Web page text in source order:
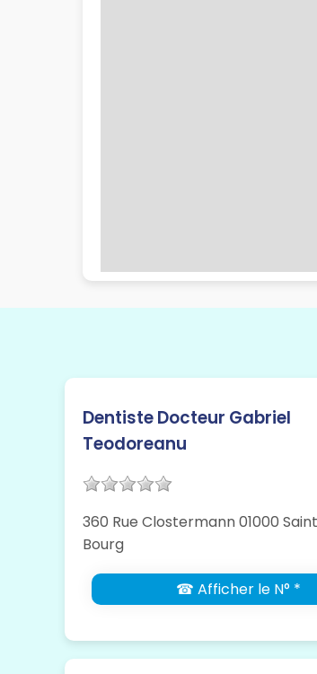
Dentiste Docteur Gabriel
Teodoreanu
360 Rue Clostermann 01000
Bourg
☎ Afficher le N° *